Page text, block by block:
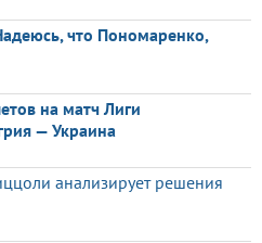
что Пономаренко,
на матч Лиги
— Украина
анализирует решения